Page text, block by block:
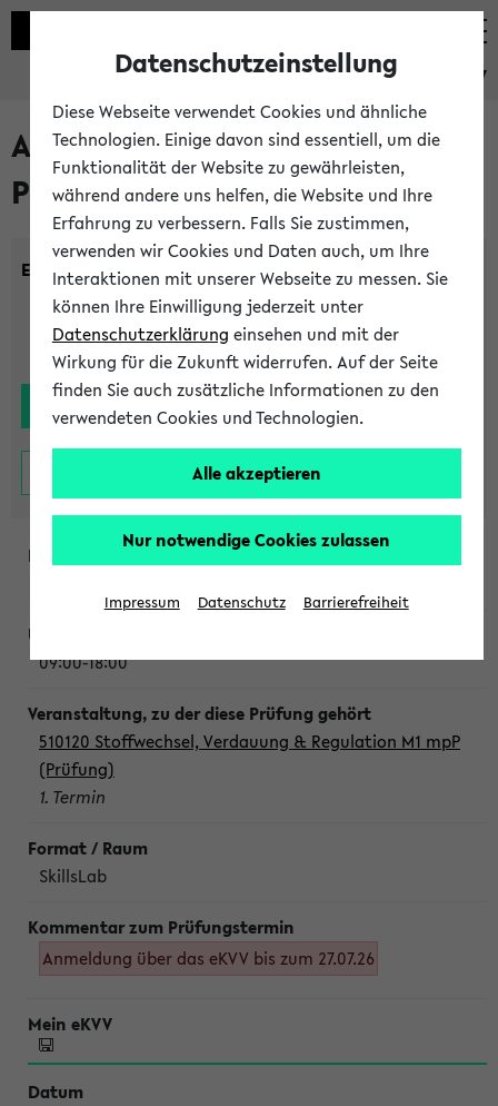
eKVV
Alle noch stattfindenden
Prüfungen
Einrichtung:
09:00-18:00
510120 Stoffwechsel, Verdauung & Regulation M1 mpP
(Prüfung)
1. Termin
SkillsLab
Anmeldung über das eKVV bis zum 27.07.26
Datenschutzeinstellung
Diese Webseite verwendet Cookies und ähnliche
Technologien. Einige davon sind essentiell, um die
Funktionalität der Website zu gewährleisten,
während andere uns helfen, die Website und Ihre
Erfahrung zu verbessern. Falls Sie zustimmen,
verwenden wir Cookies und Daten auch, um Ihre
Interaktionen mit unserer Webseite zu messen. Sie
können Ihre Einwilligung jederzeit unter
Datenschutzerklärung einsehen und mit der
Wirkung für die Zukunft widerrufen. Auf der Seite
finden Sie auch zusätzliche Informationen zu den
verwendeten Cookies und Technologien.
Alle akzeptieren
Nur notwendige Cookies zulassen
Impressum Datenschutz Barrierefreiheit